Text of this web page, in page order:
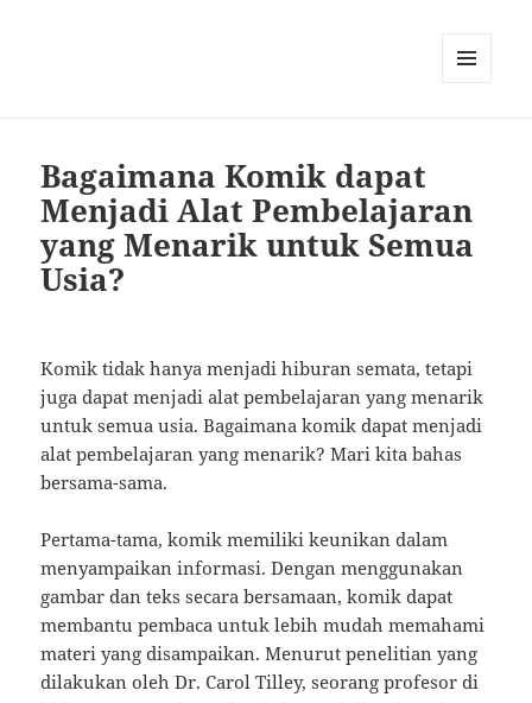
Bagaimana Komik dapat
Menjadi Alat Pembelajaran
yang Menarik untuk Semua
Usia?
Komik tidak hanya menjadi hiburan semata, tetapi
juga dapat menjadi alat pembelajaran yang menarik
untuk semua usia. Bagaimana komik dapat menjadi
alat pembelajaran yang menarik? Mari kita bahas
bersama-sama.
Pertama-tama, komik memiliki keunikan dalam
menyampaikan informasi. Dengan menggunakan
gambar dan teks secara bersamaan, komik dapat
membantu pembaca untuk lebih mudah memahami
materi yang disampaikan. Menurut penelitian yang
dilakukan oleh Dr. Carol Tilley, seorang profesor di